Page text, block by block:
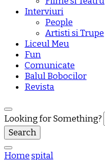
Interviuri
People
Artisti si Trupe
Liceul Meu
Fun
Comunicate
Balul Bobocilor
Revista
Looking for Something?
Homespital